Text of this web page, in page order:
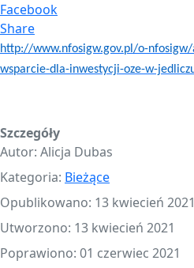
Facebook
Share
http://www.nfosigw.gov.pl/o-
wsparcie-dla-inwestycji-oze-w-
Szczegóły
Autor: Alicja Dubas
Kategoria: Bieżące
Opublikowano: 13 kwiecień 2021
Utworzono: 13 kwiecień 2021
Poprawiono: 01 czerwiec 2021